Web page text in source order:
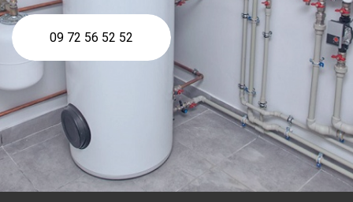
09 72 56 52 52